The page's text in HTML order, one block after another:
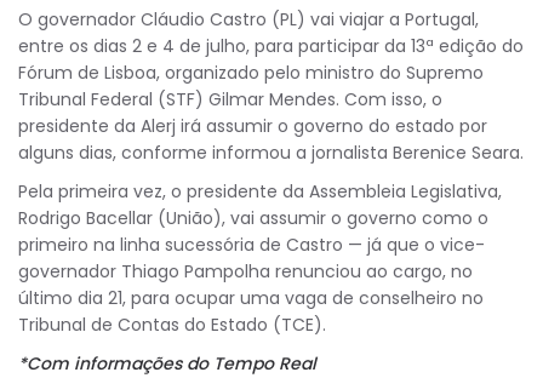
O governador Cláudio Castro (PL) vai viajar a Portugal,
entre os dias 2 e 4 de julho, para participar da 13ª edição do
Fórum de Lisboa, organizado pelo ministro do Supremo
Tribunal Federal (STF) Gilmar Mendes. Com isso, o
presidente da Alerj irá assumir o governo do estado por
alguns dias, conforme informou a jornalista Berenice Seara.
Pela primeira vez, o presidente da Assembleia Legislativa,
Rodrigo Bacellar (União), vai assumir o governo como o
primeiro na linha sucessória de Castro — já que o vice-
governador Thiago Pampolha renunciou ao cargo, no
último dia 21, para ocupar uma vaga de conselheiro no
Tribunal de Contas do Estado (TCE).
*Com informações do Tempo Real